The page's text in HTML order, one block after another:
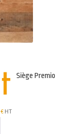
Siège Premio
€ HT